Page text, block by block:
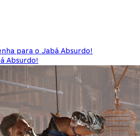
para o Jabá Absurdo!
Absurdo!